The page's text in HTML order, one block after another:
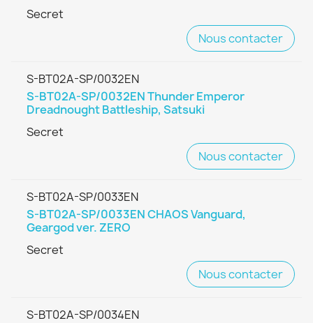
Secret
Nous contacter
S-BT02A-SP/0032EN
S-BT02A-SP/0032EN Thunder Emperor
Dreadnought Battleship, Satsuki
Secret
Nous contacter
S-BT02A-SP/0033EN
S-BT02A-SP/0033EN CHAOS Vanguard,
Geargod ver. ZERO
Secret
Nous contacter
S-BT02A-SP/0034EN